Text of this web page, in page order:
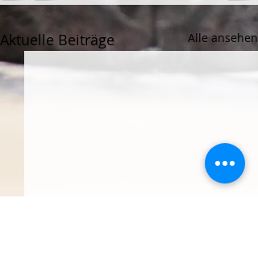
Aktuelle Beiträge Alle ansehen